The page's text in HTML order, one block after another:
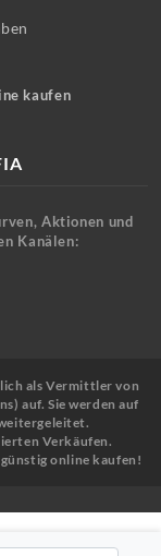
kaufen
Aktionen und
Kanälen:
als Vermittler von
auf. Sie werden auf
Verkäufen.
online kaufen!